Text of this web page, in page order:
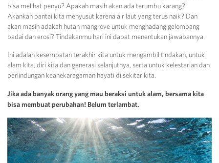
bisa melihat penyu? Apakah masih akan ada terumbu karang?
Akankah pantai kita menyusut karena air laut yang terus naik? Dan
akan masih adakah hutan mangrove untuk menghadang gelombang
badai dan erosi? Tindakanmu hari ini dapat menentukan jawabannya.
Ini adalah kesempatan terakhir kita untuk mengambil tindakan, untuk
alam kita, diri kita dan generasi selanjutnya, serta untuk kelestarian dan
perlindungan keanekaragaman hayati di sekitar kita.
Jika ada banyak orang yang mau beraksi untuk alam, bersama kita
bisa membuat perubahan! Belum terlambat.